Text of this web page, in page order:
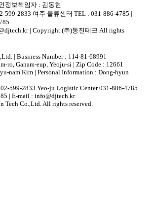
정보책임자 : 김동현
599-2833 여주 물류센터 TEL : 031-886-4785 |
| Copyright (주)동진테크 All rights
| Business Number : 114-81-68991
ro, Ganam-eup, Yeoju-si | Zip Code : 12661
nam Kim | Personal Information : Dong-hyun
599-2833 Yeo-ju Logistic Center 031-886-4785
| E-mail : info@djtech.kr
Tech Co.,Ltd. All rights reserved.